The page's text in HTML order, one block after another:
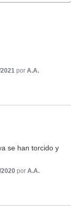
por A.A.
se han torcido y
por A.A.